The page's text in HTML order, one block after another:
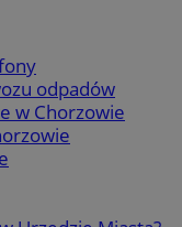
odpadów
w Chorzowie